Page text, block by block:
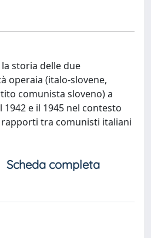
storia delle due
operaia (italo-slovene,
comunista sloveno) a
e il 1945 nel contesto
rapporti tra comunisti italiani
Scheda completa